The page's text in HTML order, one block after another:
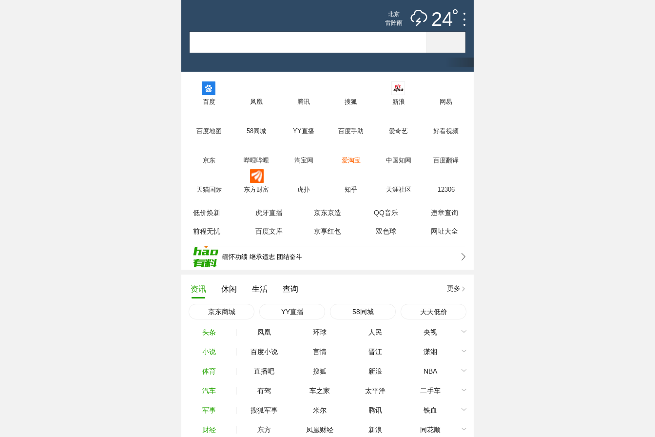
北京
雷阵雨
良
24
2026年8月7日
转码声明 意见反馈
百度 凤凰 腾讯 搜狐 新浪 网易
百度地图 58同城 YY直播 百度手助 爱奇艺 好看视频
京东 哔哩哔哩 淘宝网 爱淘宝 中国知网 百度翻译
天猫国际 东方财富 虎扑 知乎 天涯社区 12306
低价焕新 虎牙直播 京东京造 QQ音乐 违章查询
前程无忧 百度文库 京享红包 双色球 网址大全
缅怀功绩 继承遗志 团结奋斗
送别江泽民同志
资讯 休闲 生活 查询 更多
京东商城 YY直播 58同城 天天低价
头条 凤凰 环球 人民 央视
小说 百度小说 言情 晋江 潇湘
体育 直播吧 搜狐 新浪 NBA
汽车 有驾 车之家 太平洋 二手车
军事 搜狐军事 米尔 腾讯 铁血
财经 东方 凤凰财经 新浪 同花顺